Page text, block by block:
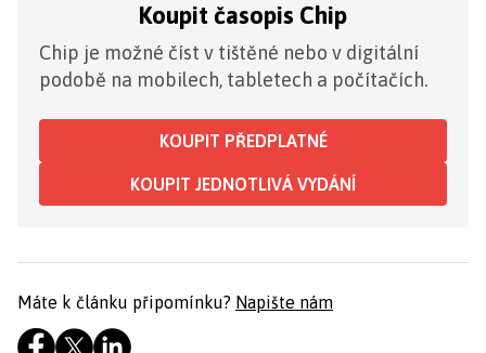
Koupit časopis Chip
Chip je možné číst v tištěné nebo v digitální
podobě na mobilech, tabletech a počítačích.
KOUPIT PŘEDPLATNÉ
KOUPIT JEDNOTLIVÁ VYDÁNÍ
Máte k článku připomínku? Napište nám